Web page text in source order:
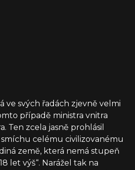
ve svých řadách zjevně velmi
případě ministra vnitra
Ten zcela jasně prohlásil
smíchu celému civilizovanému
země, která nemá stupeň
let výš“. Narážel tak na